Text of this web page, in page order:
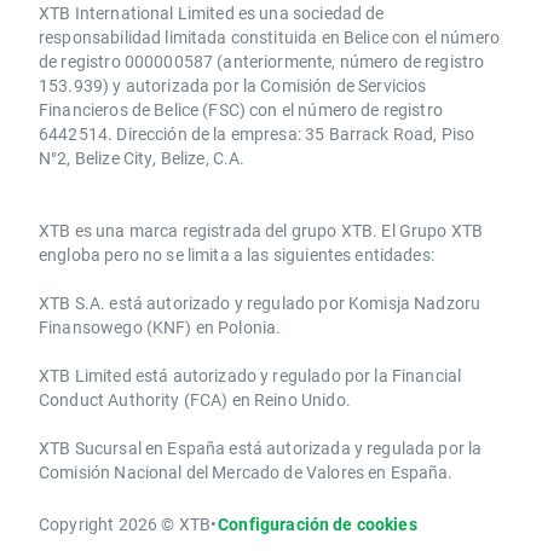
XTB International Limited es una sociedad de
responsabilidad limitada constituida en Belice con el número
de registro 000000587 (anteriormente, número de registro
153.939) y autorizada por la Comisión de Servicios
Financieros de Belice (FSC) con el número de registro
6442514. Dirección de la empresa: 35 Barrack Road, Piso
N°2, Belize City, Belize, C.A.
​​XTB es una marca registrada del grupo XTB. El Grupo XTB
engloba pero no se limita a las siguientes entidades:
XTB S.A.​ está autorizado y regulado por Komisja Nadzoru
Finansowego (KNF) ​en Polonia.
XTB Limited ​está autorizado y regulado por la ​Financial
Conduct Authority ​(FCA) en ​​Reino Unido.
XTB Sucursal en España está autorizada y regulada por la
Comisión Nacional del Mercado de Valores en España.
Copyright 2026 © XTB•Configuración de cookies